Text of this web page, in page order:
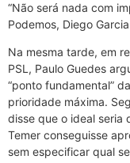
“Não será nada com
Podemos, Diego
Na mesma tarde, em
PSL, Paulo Guedes
“ponto fundamental”
prioridade máxima.
disse que o ideal seria
Temer conseguisse
sem especificar qual